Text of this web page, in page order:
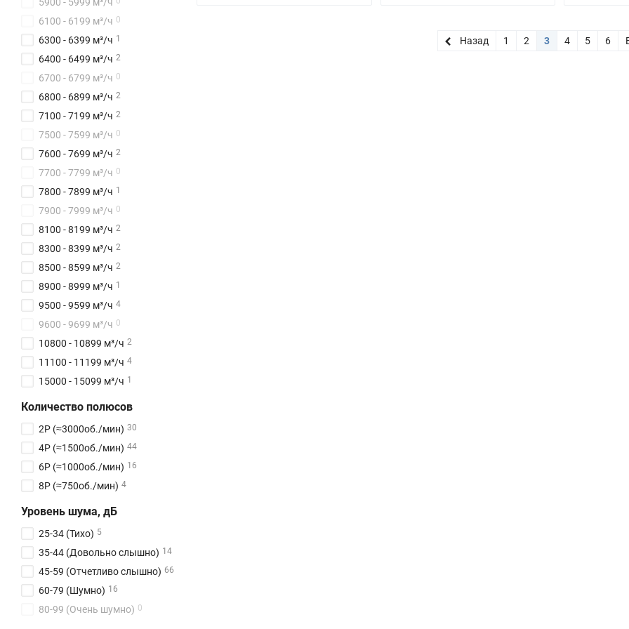
Назад 1 2 3 4 5 6
6100 - 6199 м³/ч 0
6300 - 6399 м³/ч 1
6400 - 6499 м³/ч 2
6700 - 6799 м³/ч 0
6800 - 6899 м³/ч 2
7100 - 7199 м³/ч 2
7500 - 7599 м³/ч 0
7600 - 7699 м³/ч 2
7700 - 7799 м³/ч 0
7800 - 7899 м³/ч 1
7900 - 7999 м³/ч 0
8100 - 8199 м³/ч 2
8300 - 8399 м³/ч 2
8500 - 8599 м³/ч 2
8900 - 8999 м³/ч 1
9500 - 9599 м³/ч 4
9600 - 9699 м³/ч 0
10800 - 10899 м³/ч 2
11100 - 11199 м³/ч 4
15000 - 15099 м³/ч 1
Количество полюсов
2P (≈3000об./мин) 30
4P (≈1500об./мин) 44
6P (≈1000об./мин) 16
8P (≈750об./мин) 4
Уровень шума, дБ
25-34 (Тихо) 5
35-44 (Довольно слышно) 14
45-59 (Отчетливо слышно) 66
60-79 (Шумно) 16
80-99 (Очень шумно) 0